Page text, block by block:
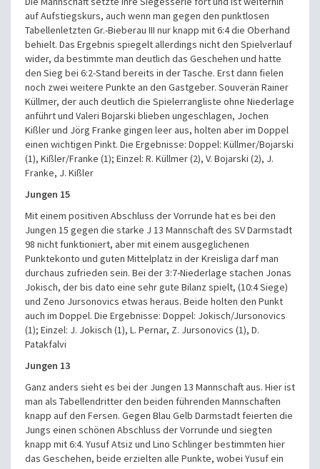
auf Aufstiegskurs, auch wenn man gegen den punktlosen
Tabellenletzten Gr.-Bieberau III nur knapp mit 6:4 die Oberhand
behielt. Das Ergebnis spiegelt allerdings nicht den Spielverlauf
wider, da bestimmte man deutlich das Geschehen und hatte
den Sieg bei 6:2-Stand bereits in der Tasche. Erst dann fielen
noch zwei weitere Punkte an den Gastgeber. Souverän Rainer
Küllmer, der auch deutlich die Spielerrangliste ohne Niederlage
anführt und Valeri Bojarski blieben ungeschlagen, Jochen
Kißler und Jörg Franke gingen leer aus, holten aber im Doppel
einen wichtigen Pinkt. Die Ergebnisse: Doppel: Küllmer/Bojarski
(1), Kißler/Franke (1); Einzel: R. Küllmer (2), V. Bojarski (2), J.
Franke, J. Kißler
Jungen 15
Mit einem positiven Abschluss der Vorrunde hat es bei den
Jungen 15 gegen die starke J 13 Mannschaft des SV Darmstadt
98 nicht funktioniert, aber mit einem ausgeglichenen
Punktekonto und guten Mittelplatz in der Kreisliga darf man
durchaus zufrieden sein. Bei der 3:7-Niederlage stachen Jonas
Jokisch, der bis dato eine sehr gute Bilanz spielt, (10:4 Siege)
und Zeno Jursonovics etwas heraus. Beide holten den Punkt
auch im Doppel. Die Ergebnisse: Doppel: Jokisch/Jursonovics
(1); Einzel: J. Jokisch (1), L. Pernar, Z. Jursonovics (1), D.
Patakfalvi
Jungen 13
Ganz anders sieht es bei der Jungen 13 Mannschaft aus. Hier ist
man als Tabellendritter den beiden führenden Mannschaften
knapp auf den Fersen. Gegen Blau Gelb Darmstadt feierten die
Jungs einen schönen Abschluss der Vorrunde und siegten
knapp mit 6:4. Yusuf Atsiz und Lino Schlinger bestimmten hier
das Geschehen, beide erzielten alle Punkte, wobei Yusuf ein